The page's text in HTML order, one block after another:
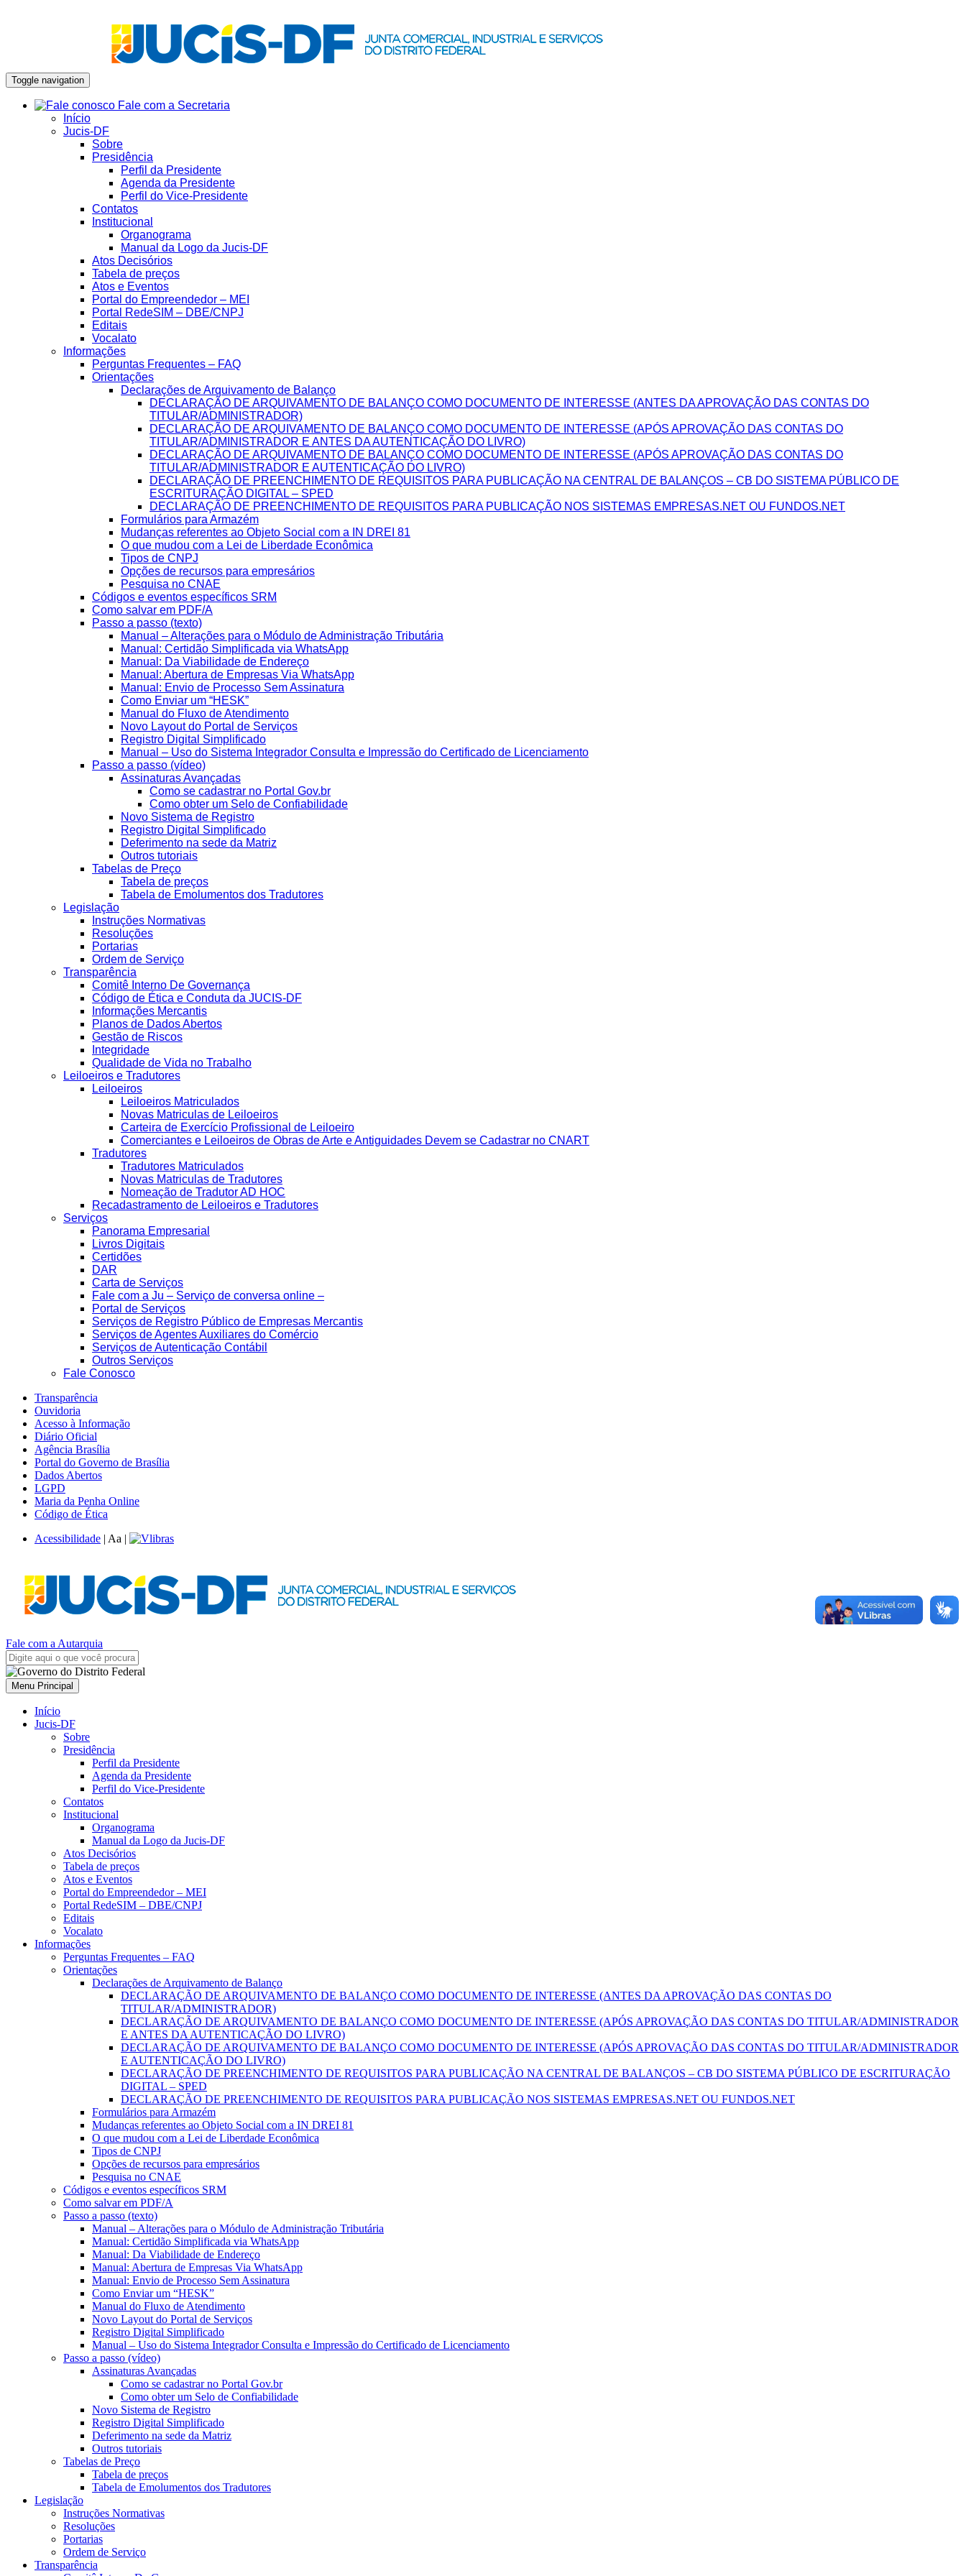
Toggle navigation
Fale com a Secretaria
Início
Jucis-DF
Sobre
Presidência
Perfil da Presidente
Agenda da Presidente
Perfil do Vice-Presidente
Contatos
Institucional
Organograma
Manual da Logo da Jucis-DF
Atos Decisórios
Tabela de preços
Atos e Eventos
Portal do Empreendedor – MEI
Portal RedeSIM – DBE/CNPJ
Editais
Vocalato
Informações
Perguntas Frequentes – FAQ
Orientações
Declarações de Arquivamento de Balanço
DECLARAÇÃO DE ARQUIVAMENTO DE BALANÇO COMO DOCUMENTO DE INTERESSE (ANTES DA APROVAÇÃO DAS CONTAS DO
TITULAR/ADMINISTRADOR)
DECLARAÇÃO DE ARQUIVAMENTO DE BALANÇO COMO DOCUMENTO DE INTERESSE (APÓS APROVAÇÃO DAS CONTAS DO
TITULAR/ADMINISTRADOR E ANTES DA AUTENTICAÇÃO DO LIVRO)
DECLARAÇÃO DE ARQUIVAMENTO DE BALANÇO COMO DOCUMENTO DE INTERESSE (APÓS APROVAÇÃO DAS CONTAS DO
TITULAR/ADMINISTRADOR E AUTENTICAÇÃO DO LIVRO)
DECLARAÇÃO DE PREENCHIMENTO DE REQUISITOS PARA PUBLICAÇÃO NA CENTRAL DE BALANÇOS – CB DO SISTEMA PÚBLICO DE
ESCRITURAÇÃO DIGITAL – SPED
DECLARAÇÃO DE PREENCHIMENTO DE REQUISITOS PARA PUBLICAÇÃO NOS SISTEMAS EMPRESAS.NET OU FUNDOS.NET
Formulários para Armazém
Mudanças referentes ao Objeto Social com a IN DREI 81
O que mudou com a Lei de Liberdade Econômica
Tipos de CNPJ
Opções de recursos para empresários
Pesquisa no CNAE
Códigos e eventos específicos SRM
Como salvar em PDF/A
Passo a passo (texto)
Manual – Alterações para o Módulo de Administração Tributária
Manual: Certidão Simplificada via WhatsApp
Manual: Da Viabilidade de Endereço
Manual: Abertura de Empresas Via WhatsApp
Manual: Envio de Processo Sem Assinatura
Como Enviar um “HESK”
Manual do Fluxo de Atendimento
Novo Layout do Portal de Serviços
Registro Digital Simplificado
Manual – Uso do Sistema Integrador Consulta e Impressão do Certificado de Licenciamento
Passo a passo (vídeo)
Assinaturas Avançadas
Como se cadastrar no Portal Gov.br
Como obter um Selo de Confiabilidade
Novo Sistema de Registro
Registro Digital Simplificado
Deferimento na sede da Matriz
Outros tutoriais
Tabelas de Preço
Tabela de preços
Tabela de Emolumentos dos Tradutores
Legislação
Instruções Normativas
Resoluções
Portarias
Ordem de Serviço
Transparência
Comitê Interno De Governança
Código de Ética e Conduta da JUCIS-DF
Informações Mercantis
Planos de Dados Abertos
Gestão de Riscos
Integridade
Qualidade de Vida no Trabalho
Leiloeiros e Tradutores
Leiloeiros
Leiloeiros Matriculados
Novas Matriculas de Leiloeiros
Carteira de Exercício Profissional de Leiloeiro
Comerciantes e Leiloeiros de Obras de Arte e Antiguidades Devem se Cadastrar no CNART
Tradutores
Tradutores Matriculados
Novas Matriculas de Tradutores
Nomeação de Tradutor AD HOC
Recadastramento de Leiloeiros e Tradutores
Serviços
Panorama Empresarial
Livros Digitais
Certidões
DAR
Carta de Serviços
Fale com a Ju – Serviço de conversa online –
Portal de Serviços
Serviços de Registro Público de Empresas Mercantis
Serviços de Agentes Auxiliares do Comércio
Serviços de Autenticação Contábil
Outros Serviços
Fale Conosco
Transparência
Ouvidoria
Acesso à Informação
Diário Oficial
Agência Brasília
Portal do Governo de Brasília
Dados Abertos
LGPD
Maria da Penha Online
Código de Ética
Acessibilidade | Aa |
Fale com a Autarquia
Menu Principal
Início
Jucis-DF
Sobre
Presidência
Perfil da Presidente
Agenda da Presidente
Perfil do Vice-Presidente
Contatos
Institucional
Organograma
Manual da Logo da Jucis-DF
Atos Decisórios
Tabela de preços
Atos e Eventos
Portal do Empreendedor – MEI
Portal RedeSIM – DBE/CNPJ
Editais
Vocalato
Informações
Perguntas Frequentes – FAQ
Orientações
Declarações de Arquivamento de Balanço
DECLARAÇÃO DE ARQUIVAMENTO DE BALANÇO COMO DOCUMENTO DE INTERESSE (ANTES DA APROVAÇÃO DAS CONTAS DO
TITULAR/ADMINISTRADOR)
DECLARAÇÃO DE ARQUIVAMENTO DE BALANÇO COMO DOCUMENTO DE INTERESSE (APÓS APROVAÇÃO DAS CONTAS DO TITULAR/ADMINISTRADOR
E ANTES DA AUTENTICAÇÃO DO LIVRO)
DECLARAÇÃO DE ARQUIVAMENTO DE BALANÇO COMO DOCUMENTO DE INTERESSE (APÓS APROVAÇÃO DAS CONTAS DO TITULAR/ADMINISTRADOR
E AUTENTICAÇÃO DO LIVRO)
DECLARAÇÃO DE PREENCHIMENTO DE REQUISITOS PARA PUBLICAÇÃO NA CENTRAL DE BALANÇOS – CB DO SISTEMA PÚBLICO DE ESCRITURAÇÃO
DIGITAL – SPED
DECLARAÇÃO DE PREENCHIMENTO DE REQUISITOS PARA PUBLICAÇÃO NOS SISTEMAS EMPRESAS.NET OU FUNDOS.NET
Formulários para Armazém
Mudanças referentes ao Objeto Social com a IN DREI 81
O que mudou com a Lei de Liberdade Econômica
Tipos de CNPJ
Opções de recursos para empresários
Pesquisa no CNAE
Códigos e eventos específicos SRM
Como salvar em PDF/A
Passo a passo (texto)
Manual – Alterações para o Módulo de Administração Tributária
Manual: Certidão Simplificada via WhatsApp
Manual: Da Viabilidade de Endereço
Manual: Abertura de Empresas Via WhatsApp
Manual: Envio de Processo Sem Assinatura
Como Enviar um “HESK”
Manual do Fluxo de Atendimento
Novo Layout do Portal de Serviços
Registro Digital Simplificado
Manual – Uso do Sistema Integrador Consulta e Impressão do Certificado de Licenciamento
Passo a passo (vídeo)
Assinaturas Avançadas
Como se cadastrar no Portal Gov.br
Como obter um Selo de Confiabilidade
Novo Sistema de Registro
Registro Digital Simplificado
Deferimento na sede da Matriz
Outros tutoriais
Tabelas de Preço
Tabela de preços
Tabela de Emolumentos dos Tradutores
Legislação
Instruções Normativas
Resoluções
Portarias
Ordem de Serviço
Transparência